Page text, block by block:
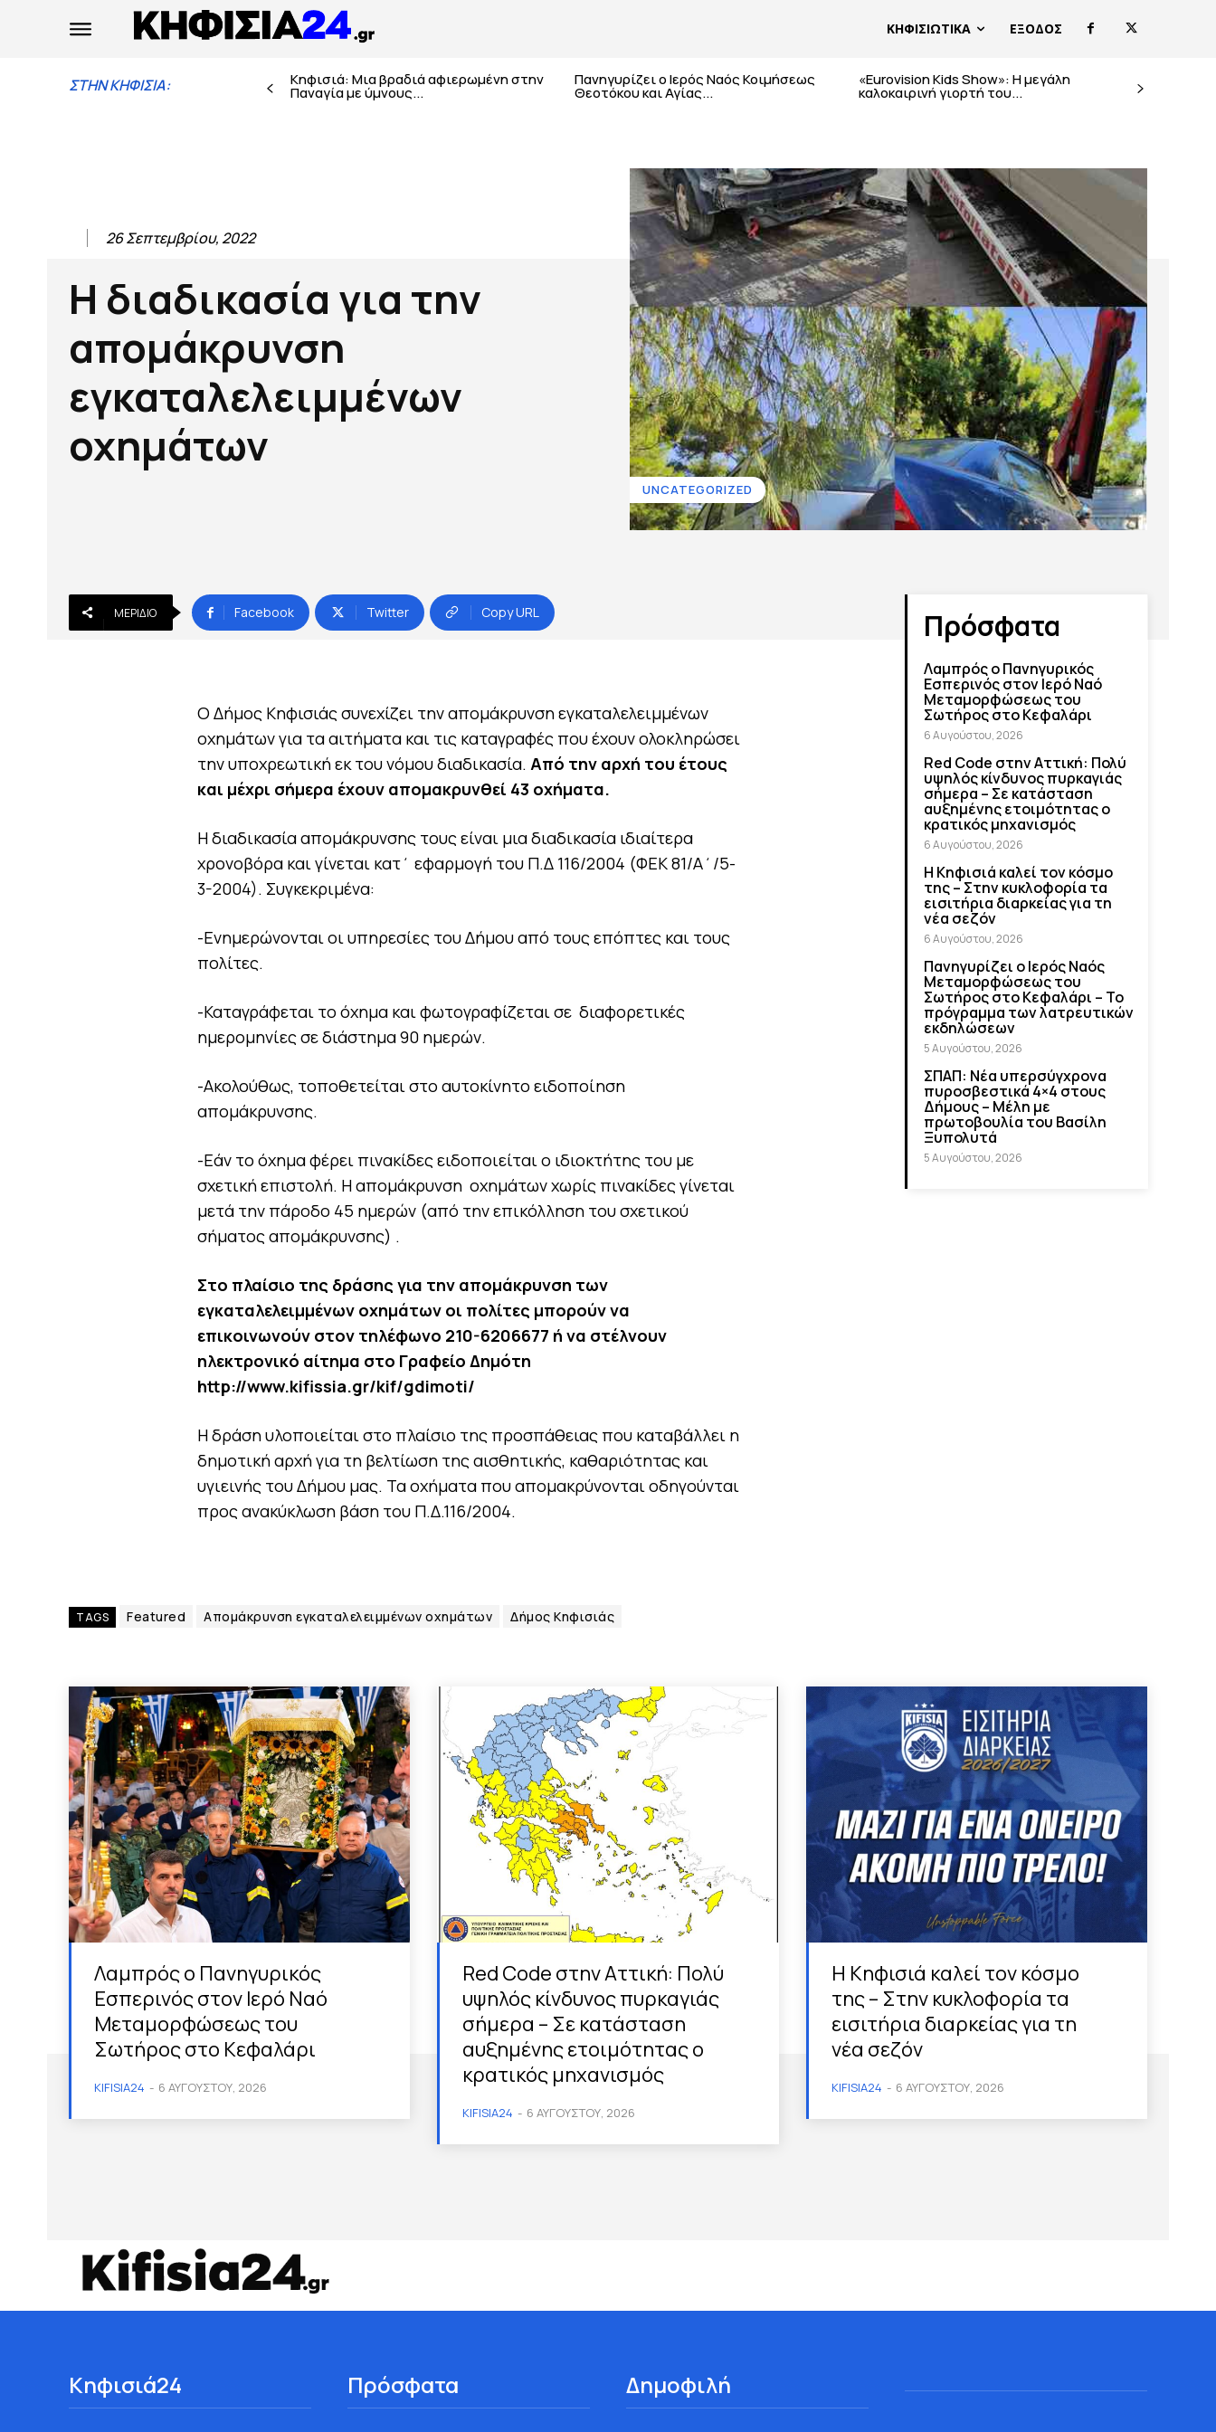
ΚΗΦΙΣΙΩΤΙΚΑ ΕΞΟΔΟΣ
ΣΤΗΝ ΚΗΦΙΣΙΑ: Κηφισιά: Μια βραδιά αφιερωμένη στην
Παναγία με ύμνους...
Πανηγυρίζει ο Ιερός Ναός Κοιμήσεως
Θεοτόκου και Αγίας...
«Eurovision Kids Show»: Η μεγάλη
καλοκαιρινή γιορτή του...
26 Σεπτεμβρίου, 2022
Η διαδικασία για την
απομάκρυνση
εγκαταλελειμμένων
οχημάτων
UNCATEGORIZED
ΜΕΡΊΔΙΟ Facebook Twitter Copy URL
Ο Δήμος Κηφισιάς συνεχίζει την απομάκρυνση εγκαταλελειμμένων
οχημάτων για τα αιτήματα και τις καταγραφές που έχουν ολοκληρώσει
την υποχρεωτική εκ του νόμου διαδικασία. Από την αρχή του έτους
και μέχρι σήμερα έχουν απομακρυνθεί 43 οχήματα.
Η διαδικασία απομάκρυνσης τους είναι μια διαδικασία ιδιαίτερα
χρονοβόρα και γίνεται κατ΄ εφαρμογή του Π.Δ 116/2004 (ΦΕΚ 81/Α΄/5-
3-2004). Συγκεκριμένα:
-Ενημερώνονται οι υπηρεσίες του Δήμου από τους επόπτες και τους
πολίτες.
-Καταγράφεται το όχημα και φωτογραφίζεται σε διαφορετικές
ημερομηνίες σε διάστημα 90 ημερών.
-Ακολούθως, τοποθετείται στο αυτοκίνητο ειδοποίηση
απομάκρυνσης.
-Εάν το όχημα φέρει πινακίδες ειδοποιείται ο ιδιοκτήτης του με
σχετική επιστολή. Η απομάκρυνση οχημάτων χωρίς πινακίδες γίνεται
μετά την πάροδο 45 ημερών (από την επικόλληση του σχετικού
σήματος απομάκρυνσης) .
Στο πλαίσιο της δράσης για την απομάκρυνση των
εγκαταλελειμμένων οχημάτων οι πολίτες μπορούν να
επικοινωνούν στον τηλέφωνο 210-6206677 ή να στέλνουν
ηλεκτρονικό αίτημα στο Γραφείο Δημότη
http://www.kifissia.gr/kif/gdimoti/
Η δράση υλοποιείται στο πλαίσιο της προσπάθειας που καταβάλλει η
δημοτική αρχή για τη βελτίωση της αισθητικής, καθαριότητας και
υγιεινής του Δήμου μας. Τα οχήματα που απομακρύνονται οδηγούνται
προς ανακύκλωση βάση του Π.Δ.116/2004.
TAGS Featured Απομάκρυνση εγκαταλελειμμένων οχημάτων Δήμος Κηφισιάς
Πρόσφατα
Λαμπρός ο Πανηγυρικός
Εσπερινός στον Ιερό Ναό
Μεταμορφώσεως του
Σωτήρος στο Κεφαλάρι
6 Αυγούστου, 2026
Red Code στην Αττική: Πολύ
υψηλός κίνδυνος πυρκαγιάς
σήμερα – Σε κατάσταση
αυξημένης ετοιμότητας ο
κρατικός μηχανισμός
6 Αυγούστου, 2026
Η Κηφισιά καλεί τον κόσμο
της – Στην κυκλοφορία τα
εισιτήρια διαρκείας για τη
νέα σεζόν
6 Αυγούστου, 2026
Πανηγυρίζει ο Ιερός Ναός
Μεταμορφώσεως του
Σωτήρος στο Κεφαλάρι – Το
πρόγραμμα των λατρευτικών
εκδηλώσεων
5 Αυγούστου, 2026
ΣΠΑΠ: Νέα υπερσύγχρονα
πυροσβεστικά 4×4 στους
Δήμους – Μέλη με
πρωτοβουλία του Βασίλη
Ξυπολυτά
5 Αυγούστου, 2026
Λαμπρός ο Πανηγυρικός
Εσπερινός στον Ιερό Ναό
Μεταμορφώσεως του
Σωτήρος στο Κεφαλάρι
KIFISIA24 - 6 ΑΥΓΟΎΣΤΟΥ, 2026
Red Code στην Αττική: Πολύ
υψηλός κίνδυνος πυρκαγιάς
σήμερα – Σε κατάσταση
αυξημένης ετοιμότητας ο
κρατικός μηχανισμός
KIFISIA24 - 6 ΑΥΓΟΎΣΤΟΥ, 2026
Η Κηφισιά καλεί τον κόσμο
της – Στην κυκλοφορία τα
εισιτήρια διαρκείας για τη
νέα σεζόν
KIFISIA24 - 6 ΑΥΓΟΎΣΤΟΥ, 2026
Κηφισιά24 Πρόσφατα Δημοφιλή